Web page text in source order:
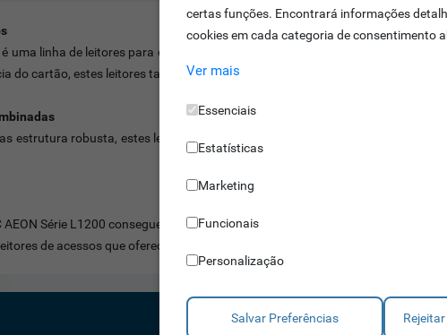
é uma linha de leitores para controlo de acessos que procedem à leitura de
do cartão, estes leitores também estão disponíveis em vários tamanhos,
estrutura robusta, estes leitores de cartões apresentam proteção contra
AEON Série L1200 conseguem ler cartões a uma distância entre 3 a 5cm e
de acessos que oferecem estabilidade e eficiência energética únicas!
certas funções. Encontrará informações
cookies em cada categoria de consentimento
Ver mais
Essenciais
Estatísticas
Marketing
Funcionais
Personalização
Salvar Preferências Rejeitar